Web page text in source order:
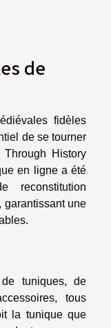
de
fidèles
de se tourner
History
en ligne a été
reconstitution
garantissant une
tuniques, de
tous
la tunique que